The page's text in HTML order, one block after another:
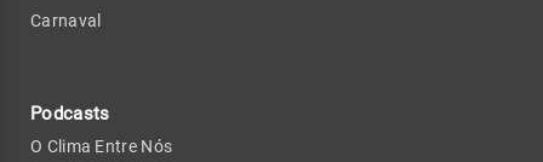
Carnaval
Podcasts
O Clima Entre Nós